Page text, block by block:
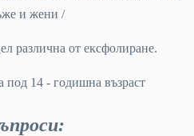
и жени /
различна от ексфолиране.
под 14 - годишна възраст
: